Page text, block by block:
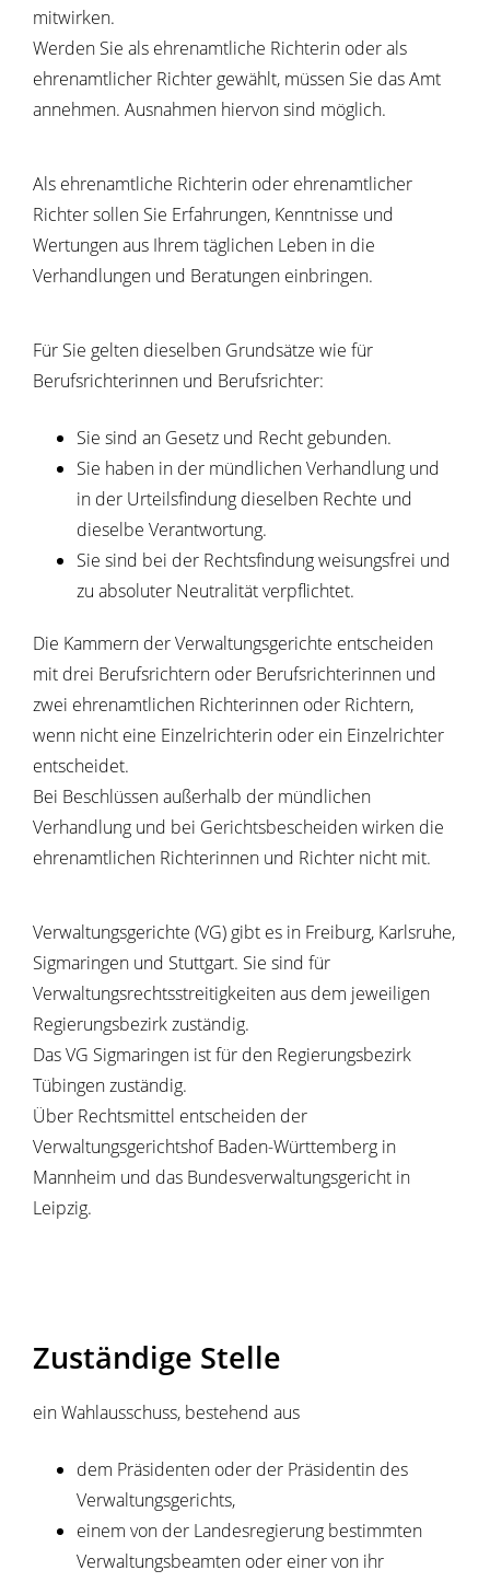
mitwirken.
Werden Sie als ehrenamtliche Richterin oder als
ehrenamtlicher Richter gewählt, müssen Sie das Amt
annehmen. Ausnahmen hiervon sind möglich.
Als ehrenamtliche Richterin oder ehrenamtlicher
Richter sollen Sie Erfahrungen, Kenntnisse und
Wertungen aus Ihrem täglichen Leben in die
Verhandlungen und Beratungen einbringen.
Für Sie gelten dieselben Grundsätze wie für
Berufsrichterinnen und Berufsrichter:
Sie sind an Gesetz und Recht gebunden.
Sie haben in der mündlichen Verhandlung und
in der Urteilsfindung dieselben Rechte und
dieselbe Verantwortung.
Sie sind bei der Rechtsfindung weisungsfrei und
zu absoluter Neutralität verpflichtet.
Die Kammern der Verwaltungsgerichte entscheiden
mit drei Berufsrichtern oder Berufsrichterinnen und
zwei ehrenamtlichen Richterinnen oder Richtern,
wenn nicht eine Einzelrichterin oder ein Einzelrichter
entscheidet.
Bei Beschlüssen außerhalb der mündlichen
Verhandlung und bei Gerichtsbescheiden wirken die
ehrenamtlichen Richterinnen und Richter nicht mit.
Verwaltungsgerichte (VG) gibt es in Freiburg, Karlsruhe,
Sigmaringen und Stuttgart. Sie sind für
Verwaltungsrechtsstreitigkeiten aus dem jeweiligen
Regierungsbezirk zuständig.
Das VG Sigmaringen ist für den Regierungsbezirk
Tübingen zuständig.
Über Rechtsmittel entscheiden der
Verwaltungsgerichtshof Baden-Württemberg in
Mannheim und das Bundesverwaltungsgericht in
Leipzig.
Zuständige Stelle
ein Wahlausschuss, bestehend aus
dem Präsidenten oder der Präsidentin des
Verwaltungsgerichts,
einem von der Landesregierung bestimmten
Verwaltungsbeamten oder einer von ihr